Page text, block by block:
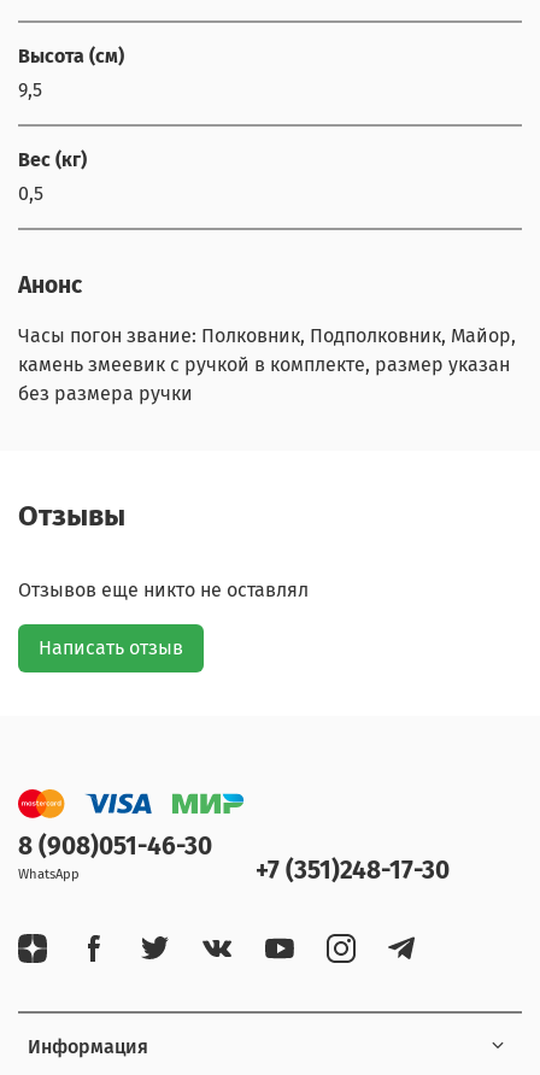
Высота (см)
9,5
Вес (кг)
0,5
Анонс
Часы погон звание: Полковник, Подполковник, Майор,
камень змеевик с ручкой в комплекте, размер указан
без размера ручки
Отзывы
Отзывов еще никто не оставлял
Написать отзыв
Информация
8 (908)051-46-30
WhatsApp +7 (351)248-17-30